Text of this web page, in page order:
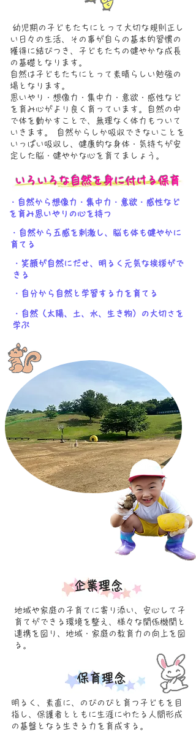
幼児期の子どもたちにとって大切な規則正し
い日々の生活、その事が自らの基本的習慣の
獲得に結びつき、子どもたちの健やかな成長
の基礎となります。
自然は子どもたちにとって素晴らしい勉強の
場となります。
思いやり・想像力・集中力・意欲・感性など
を育み心がより良く育っています。自然の中
で体を動かすことで、無理なく体力もついて
いきます。 自然からしか吸収できないことを
いっぱい吸収し、健康的な身体・気持ちが安
定した脳・健やかな心を育てましょう。
​いろいろな自然を身に付ける保育
・自然から想像力・集中力・意欲・感性など
を育み思いやりの心を持つ
・自然から五感を刺激し、脳も体も健やかに
育てる
・笑顔が自然にだせ、明るく元気な挨拶がで
きる
・自分から自然と学習する力を育てる
・自然（太陽、土、水、生き物）の大切さを
学ぶ
企業理念
​地域や家庭の子育てに寄り添い、安心して子
育てができる環境を整え、様々な関係機関と
連携を図り、地域・家庭の教育力の向上を図
る。
保育理念
明るく、素直に、のびのびと育つ子どもを目
指し、保護者とともに生涯にわたる人間形成
の基盤となる生きる力を育成する。